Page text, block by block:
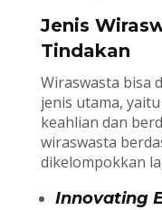
Jenis
Tindakan
Wiraswasta bisa
jenis utama,
keahlian dan
wiraswasta
dikelompokkan
Innovating